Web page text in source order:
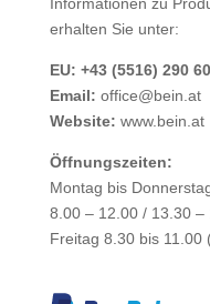
erhalten Sie unter:
EU: +43 (5516) 290 60
Email: office@bein.at
Website: www.bein.at
Öffnungszeiten:
Montag bis
8.00 – 12.00 / 13.30 –
Freitag 8.30 bis 11.00